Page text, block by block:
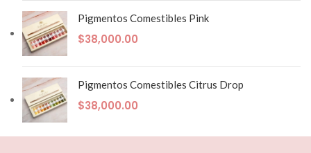
Pigmentos Comestibles Pink
$38,000.00
Pigmentos Comestibles Citrus Drop
$38,000.00